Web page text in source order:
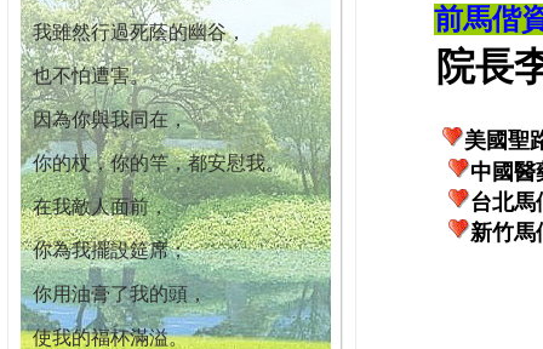
我雖然行過死蔭的幽谷，
也不怕遭害。
因為你與我同在，
你的杖，你的竿，都安慰我。
在我敵人面前，
你為我擺設筵席；
你用油膏了我的頭，
使我的福杯滿溢。
前馬偕
院長李
美國聖
中國醫
台北馬
新竹馬